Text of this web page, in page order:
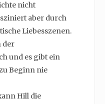
nicht
aber durch
Liebesszenen.
der
und es gibt ein
Beginn nie
Hill die